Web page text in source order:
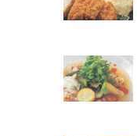
一
ロゴデザイン・CI設計
コピー・ライティング
電子ブック制作
自社メディア